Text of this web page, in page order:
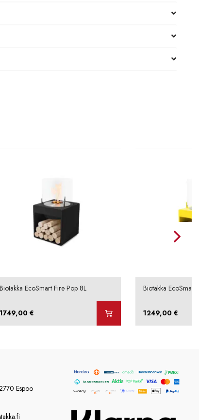
Biotakka EcoSmart Fire Pop 8L
1749,00 €
Biotakka EcoSmart
1249,00 €
Espoo